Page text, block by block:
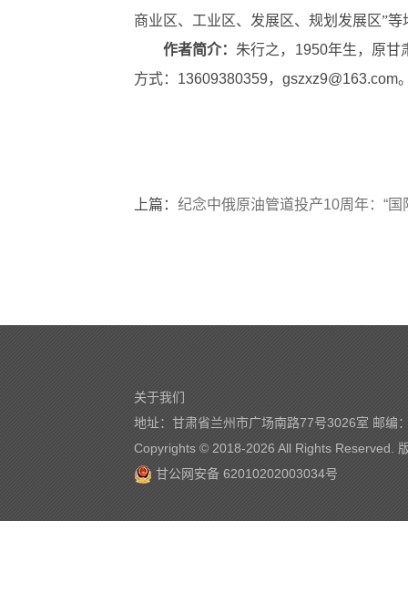
商业区、工业区、发展区、规划发展区”
作者简介： 朱行之，1950年生，原甘
方式：13609380359，gszxz9@163.com
上篇： 纪念中俄原油管道投产10周年：“国
关于我们
地址：甘肃省兰州市广场南路77号3026室 邮编
Copyrights © 2018-2026 All Rights Reserved.
甘公网安备 62010202003034号